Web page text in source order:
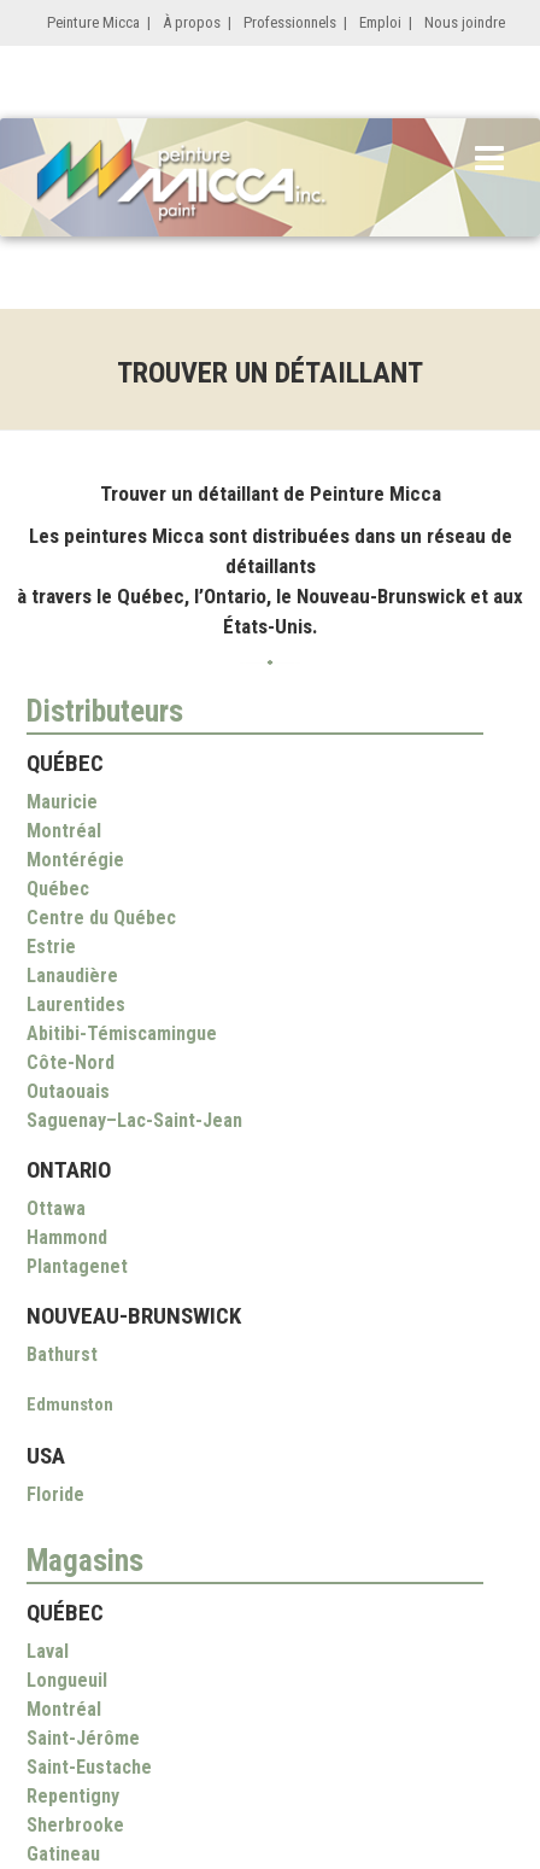
Peinture Micca | À propos | Professionnels | Emploi | Nous joindre
TROUVER UN DÉTAILLANT
Trouver un détaillant de Peinture Micca
Les peintures Micca sont distribuées dans un réseau de
détaillants
à travers le Québec, l’Ontario, le Nouveau-Brunswick et aux
États-Unis.
Distributeurs
QUÉBEC
Mauricie
Montréal
Montérégie
Québec
Centre du Québec
Estrie
Lanaudière
Laurentides
Abitibi-Témiscamingue
Côte-Nord
Outaouais
Saguenay–Lac-Saint-Jean
ONTARIO
Ottawa
Hammond
Plantagenet
NOUVEAU-BRUNSWICK
Bathurst
Edmunston
USA
Floride
Magasins
QUÉBEC
Laval
Longueuil
Montréal
Saint-Jérôme
Saint-Eustache
Repentigny
Sherbrooke
Gatineau